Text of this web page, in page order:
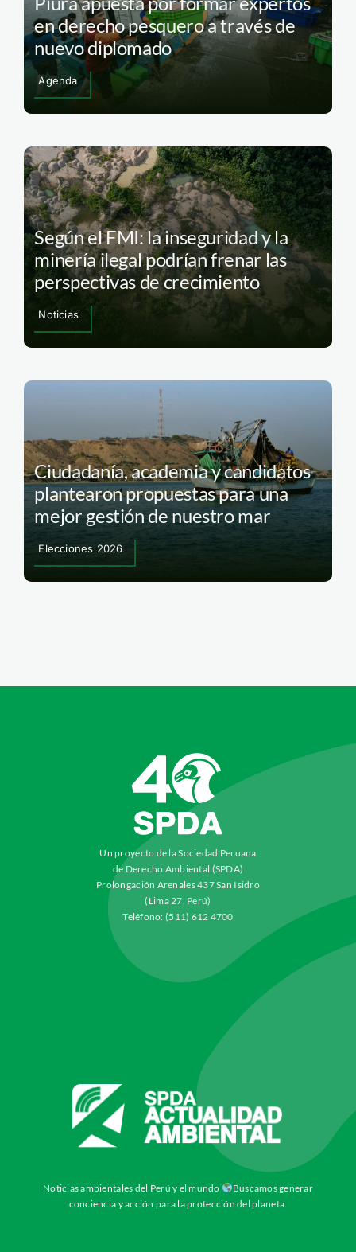
en derecho pesquero a través de
nuevo diplomado
Agenda
Según el FMI: la inseguridad y la
minería ilegal podrían frenar las
perspectivas de crecimiento
Noticias
Ciudadanía, academia y candidatos
plantearon propuestas para una
mejor gestión de nuestro mar
Elecciones 2026
Un proyecto de la Sociedad Peruana
de Derecho Ambiental (SPDA)
Prolongación Arenales 437 San Isidro
(Lima 27, Perú)
Teléfono: (511) 612 4700
Noticias ambientales del Perú y el mundo
Buscamos generar
conciencia y acción para la protección del planeta.